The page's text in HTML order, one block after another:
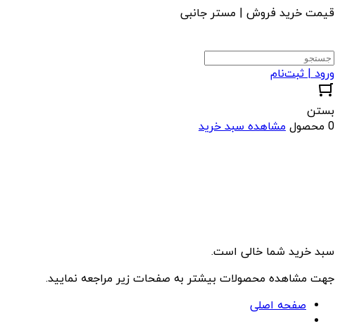
قیمت خرید فروش | مستر جانبی
ورود | ثبت‌نام
بستن
0 محصول
مشاهده سبد خرید
سبد خرید شما خالی است.
جهت مشاهده محصولات بیشتر به صفحات زیر مراجعه نمایید.
صفحه اصلی